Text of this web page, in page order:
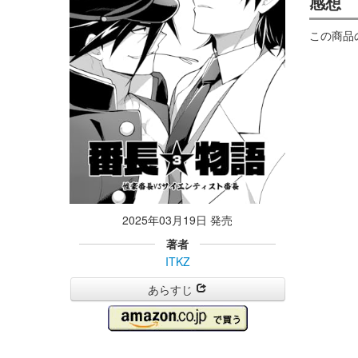
2025年03月19日 発売
著者
ITKZ
あらすじ
この商品